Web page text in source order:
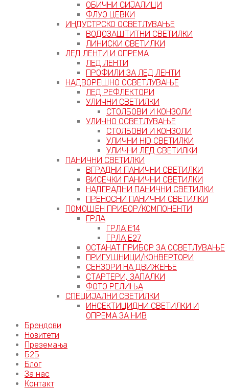
ОБИЧНИ СИЈАЛИЦИ
ФЛУО ЦЕВКИ
ИНДУСТРСКО ОСВЕТЛУВАЊЕ
ВОДОЗАШТИТНИ СВЕТИЛКИ
ЛИНИСКИ СВЕТИЛКИ
ЛЕД ЛЕНТИ И ОПРЕМА
ЛЕД ЛЕНТИ
ПРОФИЛИ ЗА ЛЕД ЛЕНТИ
НАДВОРЕШНО ОСВЕТЛУВАЊЕ
ЛЕД РЕФЛЕКТОРИ
УЛИЧНИ СВЕТИЛКИ
СТОЛБОВИ И КОНЗОЛИ
УЛИЧНО ОСВЕТЛУВАЊЕ
СТОЛБОВИ И КОНЗОЛИ
УЛИЧНИ HID СВЕТИЛКИ
УЛИЧНИ ЛЕД СВЕТИЛКИ
ПАНИЧНИ СВЕТИЛКИ
ВГРАДНИ ПАНИЧНИ СВЕТИЛКИ
ВИСЕЧКИ ПАНИЧНИ СВЕТИЛКИ
НАДГРАДНИ ПАНИЧНИ СВЕТИЛКИ
ПРЕНОСНИ ПАНИЧНИ СВЕТИЛКИ
ПОМОШЕН ПРИБОР/КОМПОНЕНТИ
ГРЛА
ГРЛА Е14
ГРЛА Е27
ОСТАНАТ ПРИБОР ЗА ОСВЕТЛУВАЊЕ
ПРИГУШНИЦИ/КОНВЕРТОРИ
СЕНЗОРИ НА ДВИЖЕЊЕ
СТАРТЕРИ, ЗАПАЛКИ
ФОТО РЕЛИЊА
СПЕЦИЈАЛНИ СВЕТИЛКИ
ИНСЕКТИЦИДНИ СВЕТИЛКИ И
ОПРЕМА ЗА НИВ
Брендови
Новитети
Преземања
Б2Б
Блог
За нас
Контакт